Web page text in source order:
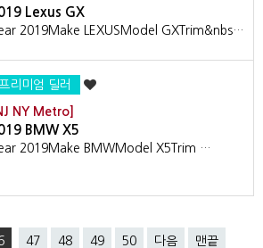
Lexus GX
2019Make LEXUSModel GXTrim&nbs…
리미엄 딜러
NY Metro]
BMW X5
2019Make BMWModel X5Trim …
47 48 49 50 다음 맨끝